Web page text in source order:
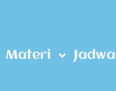
Materi Jadwal